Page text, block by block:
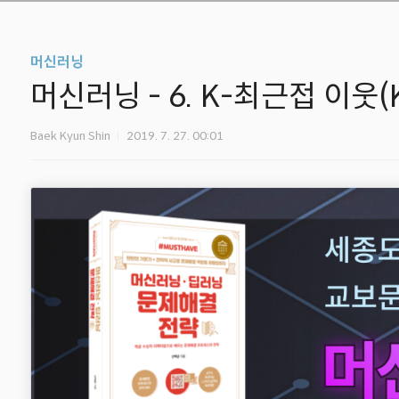
머신러닝
머신러닝 - 6. K-최근접 이웃
Baek Kyun Shin 2019. 7. 27. 00:01